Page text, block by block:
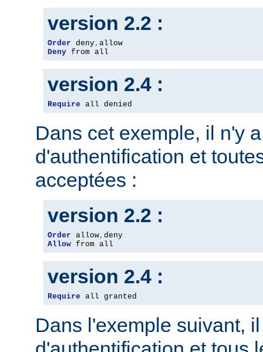
version 2.2 :
Order deny,
Deny from all
version 2.4 :
Require all denied
Dans cet exemple, il n'y
d'authentification et
acceptées :
version 2.2 :
Order allow,
Allow from all
version 2.4 :
Require all granted
Dans l'exemple suivant,